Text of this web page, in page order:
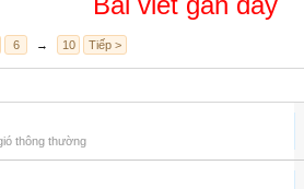
6 → 10 Tiếp >
thông thường